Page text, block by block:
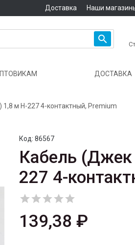
Доставка Наши

ДОСТАВКА
м H-227 4-контактный, Premium
Код: 86567
Кабель
227 4-

139,38 ₽